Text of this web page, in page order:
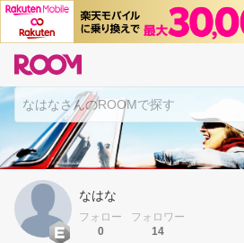
なはな
フォロー
0
フォロワー
14